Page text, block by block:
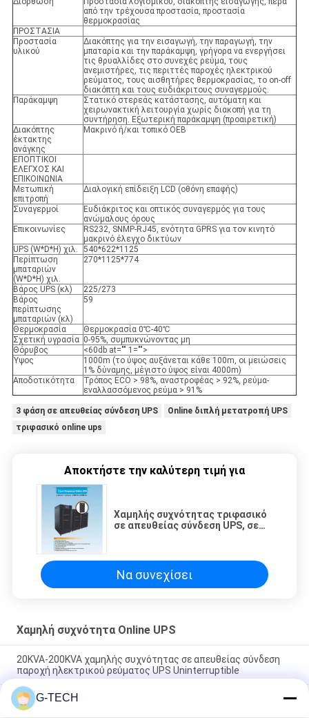
από την τρέχουσα προστασία, προστασία
θερμοκρασίας
ΠΡΟΣΤΑΣΙΑ
Προστασία
υλικού
Διακόπτης για την εισαγωγή, την παραγωγή, την
μπαταρία και την παράκαμψη, γρήγορα να ενεργήσει
τις θρυαλλίδες στο συνεχές ρεύμα, τους
ανεμιστήρες, τις περιττές παροχές ηλεκτρικού
ρεύματος, τους αισθητήρες θερμοκρασίας, το on-off
διακόπτη και τους ευδιάκριτους συναγερμούς.
Παράκαμψη
Στατικό στερεάς κατάστασης, αυτόματη και
χειρωνακτική λειτουργία χωρίς διακοπή για τη
συντήρηση. Εξωτερική παράκαμψη (προαιρετική)
Διακόπτης
έκτακτης
ανάγκης
Μακρινό ή/και τοπικό OEB
ΕΠΟΠΤΙΚΟΙ
ΕΛΕΓΧΟΣ ΚΑΙ
ΕΠΙΚΟΙΝΩΝΙΑ
Μετωπική
επιτροπή
Διαλογική επίδειξη LCD (οθόνη επαφής)
Συναγερμοί
Ευδιάκριτος και οπτικός συναγερμός για τους
ανώμαλους όρους
Επικοινωνίες
RS232, SNMP-RJ45, ενότητα GPRS για τον κινητό
μακρινό έλεγχο δικτύων
UPS (W*D*H) χιλ.
540*622*1125
Περίπτωση
μπαταριών
(W*D*H) χιλ.
270*1125*774
Βάρος UPS (κλ)
225/273
Βάρος
περίπτωσης
μπαταριών (κλ)
59
Θερμοκρασία
Θερμοκρασία 0℃-40℃
Σχετική υγρασία 0-95%, συμπυκνώνοντας μη
Θόρυβος
<60db at="" 1="">
Ύψος
1000m (το ύψος αυξάνεται κάθε 100m, οι μειώσεις
1% δύναμης, μέγιστο ύψος είναι 4000m)
Αποδοτικότητα
Τρόπος ECO > 98%, αναστροφέας > 92%, ρεύμα-
εναλλασσόμενος ρεύμα > 91%
3 φάση σε απευθείας σύνδεση UPS
Online διπλή μετατροπή UPS
τριφασικό online ups
Αποκτήστε την καλύτερη τιμή για
Χαμηλής συχνότητας τριφασικό
σε απευθείας σύνδεση UPS, σε
LCD
Να συνεχίσει
Χαμηλή συχνότητα Online UPS
20KVA-200KVA χαμηλής συχνότητας σε απευθείας σύνδεση
παροχή ηλεκτρικού ρεύματος UPS Uninterruptible
Τρεις φάσεις χαμηλής συχνότητας σε απευθείας σύνδεση
UPS με το υψηλό αποδοτικό τσιπ DSP
G-TECH